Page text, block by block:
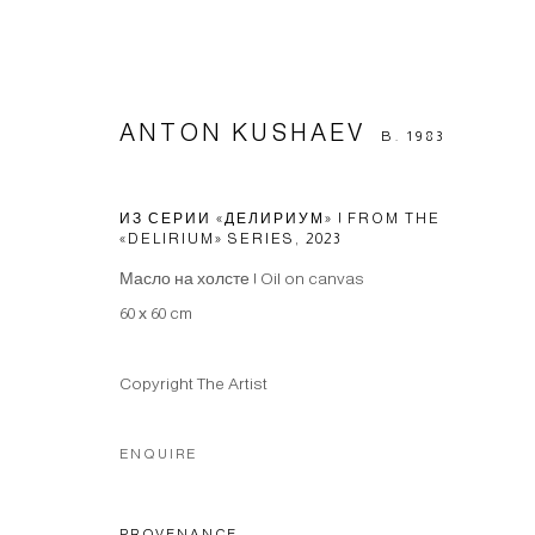
ANTON KUSHAEV AT CUBE.MOSCOW
ANTON KUSHAEV B. 1983
ИЗ СЕРИИ «ДЕЛИРИУМ» | FROM THE
«DELIRIUM» SERIES , 2023
Масло на холсте | Oil on canvas
60 х 60 cm
Copyright The Artist
ENQUIRE